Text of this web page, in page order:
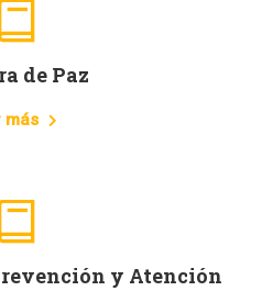
de Paz
más
y Atención